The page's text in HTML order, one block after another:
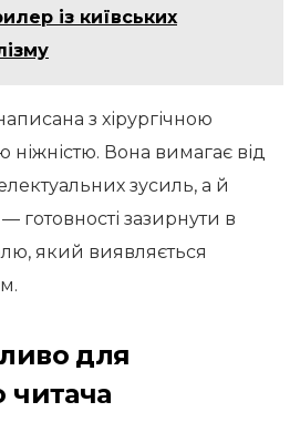
із київських
з хірургічною
ніжністю. Вона вимагає від
зусиль, а й
готовності зазирнути в
який виявляється
для
читача